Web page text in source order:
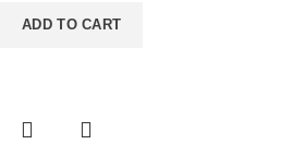
ADD TO CART